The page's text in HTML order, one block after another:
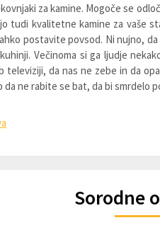
za kamine. Mogoče se
tudi kvalitetne kamine za vaše
postavite povsod. Ni nujno,
Večinoma si ga ljudje
televiziji, da nas ne zebe in da
ne rabite se bat, da bi smrdelo
Sorodne